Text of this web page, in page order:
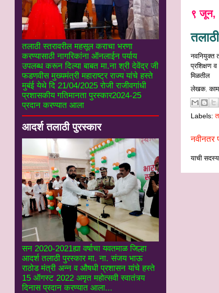
९ जून,
नवनियुक्त
प्रशिक्षण
मिळतील
लेखक.
Labels:
नवीनतर
याची
तलाठी स्तरावरील महसूल कराचा भरणा
करण्यासाठी नागरिकांना ऑनलाईन पर्याय
उपलब्ध करून दिल्या बाबत मा.ना श्री देवेंद्र जी
फडणवीस मुख्यमंत्री महाराष्ट्र राज्य यांचे हस्ते
मुबंई येथे दि 21/04/2025 रोजी राजीवगांधी
प्रशासकीय गतिमानता पुरस्कार2024-25
प्रदान करण्यात आला
आदर्श तलाठी पुरस्कार
सन 2020-2021ह्या वर्षाचा यवतमाळ जिल्हा
आदर्श तलाठी पुरस्कार मा. ना. संजय भाऊ
राठोड मंत्री अन्न व औषधी प्रशासन यांचे हस्ते
15 ऑगस्ट 2022 अमृत महोत्सवी स्वातंत्र्य
दिनास प्रदान करण्यात आला...